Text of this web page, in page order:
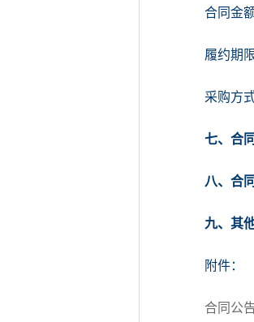
合同金
履约期
采购方
七、合
八、合
九、其
附件：
合同公